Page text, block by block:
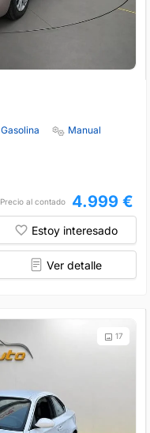
Gasolina
Manual
Precio al contado 4.999 €
Estoy interesado
Ver detalle
17